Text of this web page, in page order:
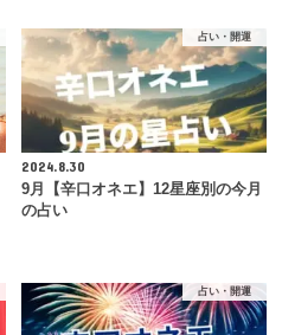
占い・開運
2024.8.30
9月【辛口オネエ】12星座別の今月
の占い
占い・開運